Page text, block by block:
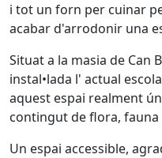
i tot un forn per cuinar
acabar d'arrodonir una
Situat a la masia de Can
instal•lada l' actual
aquest espai realment
contingut de flora,
Un espai accessible,